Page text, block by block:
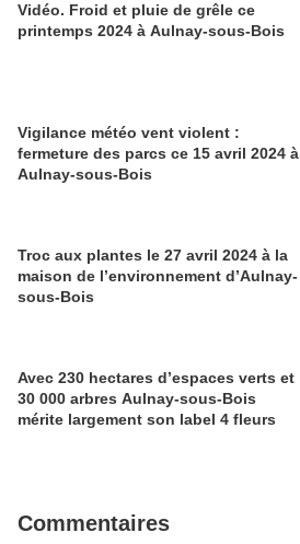
Vidéo. Froid et pluie de grêle ce
printemps 2024 à Aulnay-sous-Bois
Vigilance météo vent violent :
fermeture des parcs ce 15 avril 2024 à
Aulnay-sous-Bois
Troc aux plantes le 27 avril 2024 à la
maison de l’environnement d’Aulnay-
sous-Bois
Avec 230 hectares d’espaces verts et
30 000 arbres Aulnay-sous-Bois
mérite largement son label 4 fleurs
Commentaires